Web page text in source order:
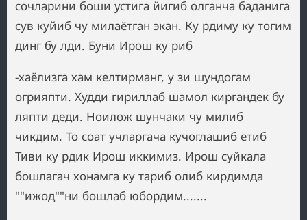
сочларини боши устига йигиб олганча баданига
сув куйиб чу милаётган экан. Ку рдиму ку тогим
динг бу лди. Буни Ирош ку риб
-хаёлизга хам келтирманг, у зи шундогам
огрияпти. Худди гириллаб шамол киргандек бу
ляпти деди. Ноилож шунчаки чу милиб
чикдим. То соат учларгача кучоглашиб ётиб
Тиви ку рдик Ирош иккимиз. Ирош суйкала
бошлагач хонамга ку тариб олиб кирдимда
""ижод""ни бошлаб юбордим.......